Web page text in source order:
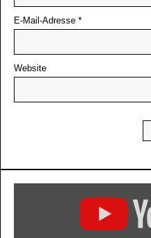
E-Mail-Adresse *
Website